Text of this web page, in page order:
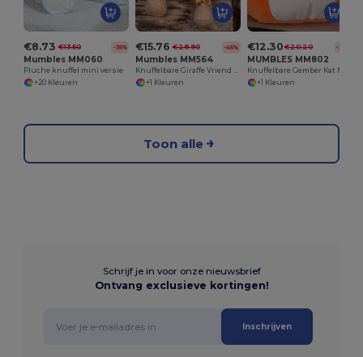
€8.73 €13.50 -35%
Mumbles MM060
Pluche knuffel mini versie
+20 Kleuren
€15.76 €28.90 -45%
Mumbles MM564
Knuffelbare Giraffe Vriend voor Kinderen
+1 Kleuren
€12.30 €20.20 -39%
MUMBLES MM802
+1 Kleuren
Toon alle
Schrijf je in voor onze nieuwsbrief
Ontvang exclusieve kortingen!
Inschrijven